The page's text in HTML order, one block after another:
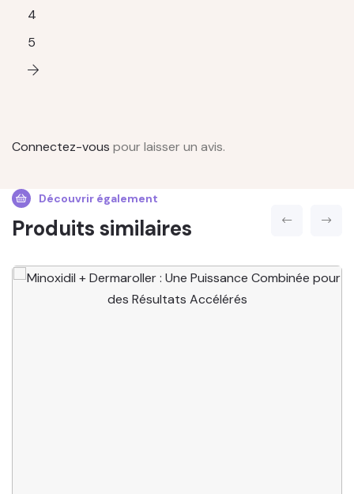
4
5
Connectez-vous pour laisser un avis.
Découvrir également
Produits similaires